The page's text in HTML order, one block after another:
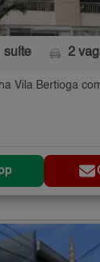
suíte 2
Vila Bertioga